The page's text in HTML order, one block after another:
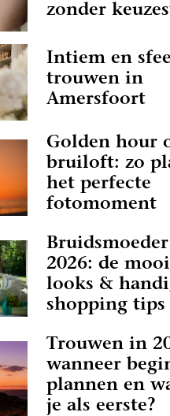
zonder
Intiem en
trouwen in
Amersfoort
Golden hour
bruiloft: zo
het perfecte
fotomoment
2026: de
looks &
shopping tips
Trouwen in
wanneer
plannen en
je als eerste?